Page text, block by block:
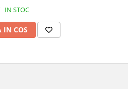
IN STOC
IN COS